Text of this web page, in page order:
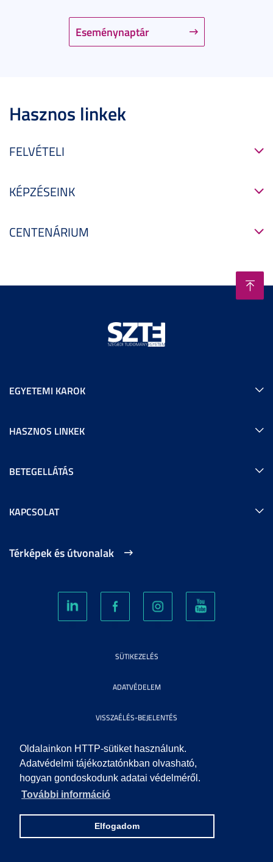
Oldalainkon HTTP-sütiket használunk.
Adatvédelmi tájékoztatónkban olvasható,
hogyan gondoskodunk adatai védelméről.
További információ
Elfogadom
Eseménynaptár
Hasznos linkek
FELVÉTELI
KÉPZÉSEINK
CENTENÁRIUM
EGYETEMI KAROK
HASZNOS LINKEK
BETEGELLÁTÁS
KAPCSOLAT
Térképek és útvonalak
SÜTIKEZELÉS
ADATVÉDELEM
VISSZAÉLÉS-BEJELENTÉS
KÖZÉRDEKŰ ADATOK
IMPRESSZUM